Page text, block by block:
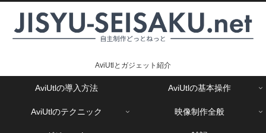
AviUtlとガジェット紹介
AviUtlの導入方法 AviUtlの基本操作
AviUtlのテクニック 映像制作全般